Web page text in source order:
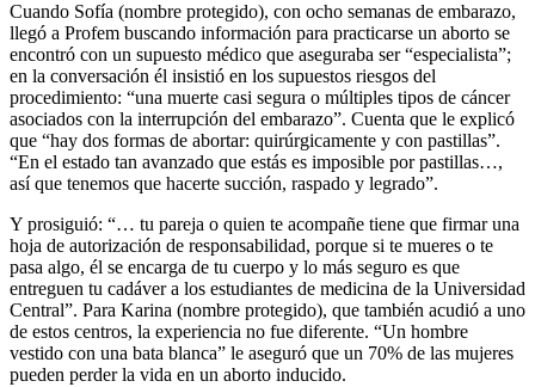
Cuando Sofía (nombre protegido), con ocho semanas de embarazo,
llegó a Profem buscando información para practicarse un aborto se
encontró con un supuesto médico que aseguraba ser “especialista”;
en la conversación él insistió en los supuestos riesgos del
procedimiento: “una muerte casi segura o múltiples tipos de cáncer
asociados con la interrupción del embarazo”. Cuenta que le explicó
que “hay dos formas de abortar: quirúrgicamente y con pastillas”.
“En el estado tan avanzado que estás es imposible por pastillas…,
así que tenemos que hacerte succión, raspado y legrado”.
Y prosiguió: “… tu pareja o quien te acompañe tiene que firmar una
hoja de autorización de responsabilidad, porque si te mueres o te
pasa algo, él se encarga de tu cuerpo y lo más seguro es que
entreguen tu cadáver a los estudiantes de medicina de la Universidad
Central”. Para Karina (nombre protegido), que también acudió a uno
de estos centros, la experiencia no fue diferente. “Un hombre
vestido con una bata blanca” le aseguró que un 70% de las mujeres
pueden perder la vida en un aborto inducido.